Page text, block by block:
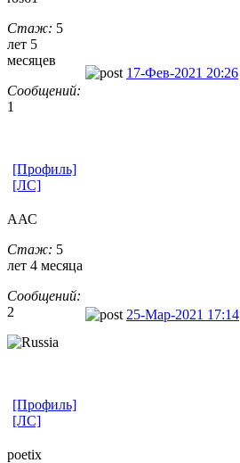
Стаж: 5
лет 5
месяцев
Сообщений:
1
17-Фев-2021 20:26
[Профиль]
[ЛС]
ААС
Стаж: 5
лет 4 месяца
Сообщений:
2
25-Мар-2021 17:14
[Профиль]
[ЛС]
poetix